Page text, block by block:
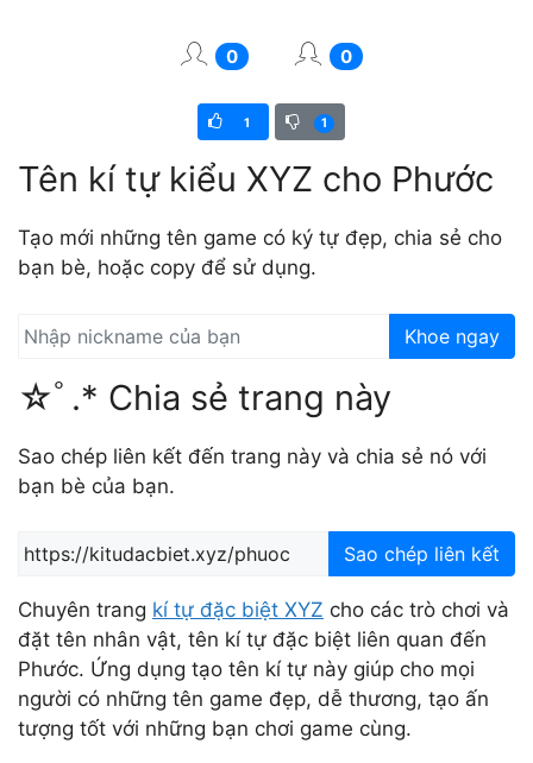
0 0
1 1
Tên kí tự kiểu XYZ cho Phước
Tạo mới những tên game có ký tự đẹp, chia sẻ cho
bạn bè, hoặc copy để sử dụng.
Khoe ngay
☆ﾟ.* Chia sẻ trang này
Sao chép liên kết đến trang này và chia sẻ nó với
bạn bè của bạn.
Sao chép liên kết
Chuyên trang kí tự đặc biệt XYZ cho các trò chơi và
đặt tên nhân vật, tên kí tự đặc biệt liên quan đến
Phước. Ứng dụng tạo tên kí tự này giúp cho mọi
người có những tên game đẹp, dễ thương, tạo ấn
tượng tốt với những bạn chơi game cùng.